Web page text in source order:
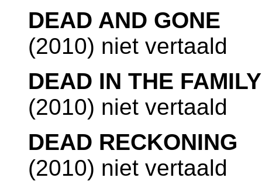
DEAD AND GONE
(2010) niet vertaald
DEAD IN THE FAMILY
(2010) niet vertaald
DEAD RECKONING
(2010) niet vertaald